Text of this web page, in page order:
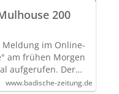
200
Meldung im Online-
am frühen Morgen
aufgerufen. Der…
www.badische-zeitung.de